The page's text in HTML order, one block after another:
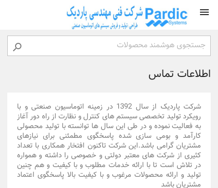


اطلاعات تماس
شرکت پاردیک از سال 1392 در زمینه اتوماسیون صنعتی و با
رویکرد تولید تخصصی سیستم های کنترل و نظارت از راه دور آغاز
به فعالیت نموده و در طی این سال ها توانسته با تولید محصولی
کارآمد و بومی سازی شده پاسخگوی مطمئنی برای نیازهای
مشتریان گرامی باشد.این شرکت تاکنون افتخار همکاری با تعداد
کثیری از شرکت های معتبر دولتی و خصوصی را داشته و همواره
در تلاش است تا با ارائه خدمات مطلوب و با کیفیت و هم چنین
تولید و ارائه محصولات مرغوب و با کیفیت بالا پاسخگوی اعتماد
مشتریان باشد